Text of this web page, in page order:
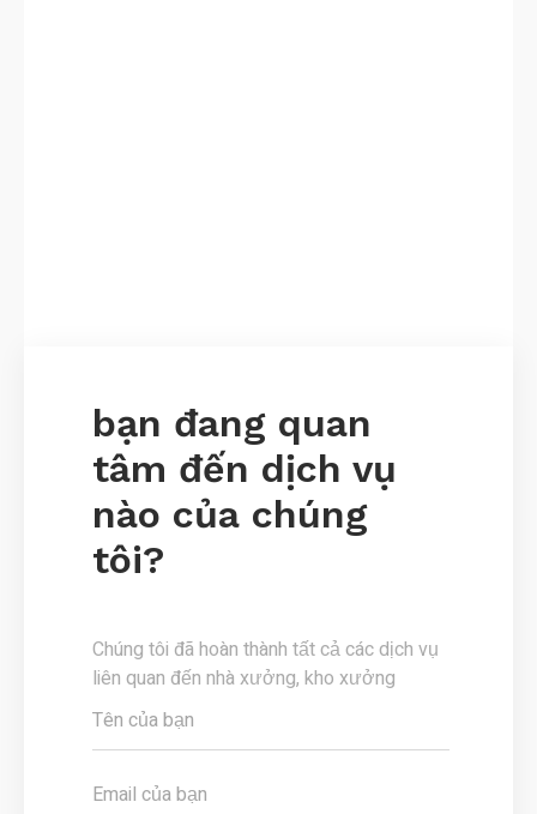
bạn đang quan
tâm đến dịch vụ
nào của chúng
tôi?
Chúng tôi đã hoàn thành tất cả các dịch vụ
liên quan đến nhà xưởng, kho xưởng